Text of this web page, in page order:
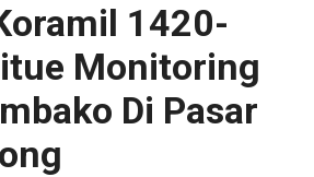
1420-
Monitoring
Di Pasar